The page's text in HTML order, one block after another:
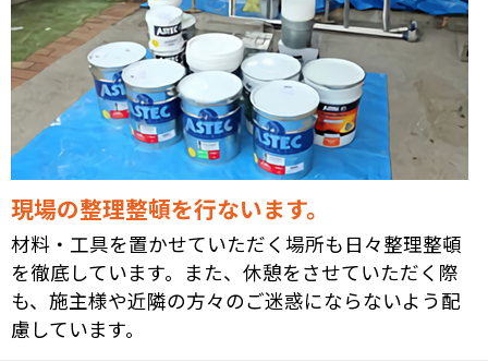
現場の整理整頓を行ないます。
材料・工具を置かせていただく場所も日々整理整頓
を徹底しています。また、休憩をさせていただく際
も、施主様や近隣の方々のご迷惑にならないよう配
慮しています。